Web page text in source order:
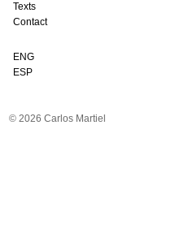
Texts
Contact
ENG
ESP
© 2026 Carlos Martiel